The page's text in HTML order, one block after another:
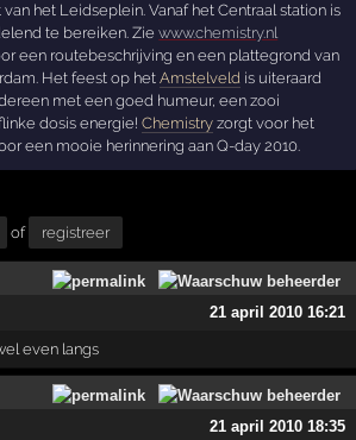
het Leidseplein. Vanaf het Centraal station is
te bereiken. Ziewww.chemistry.nl
een routebeschrijving en een plattegrond van
Het feest op hetAmstelveld is uiteraard
met een goed humeur, een zooi
dosis energie!Chemistry zorgt voor het
een mooie herinnering aan Q-day 2010.
of registreer
21 april 2010 16:21
even langs
21 april 2010 18:35